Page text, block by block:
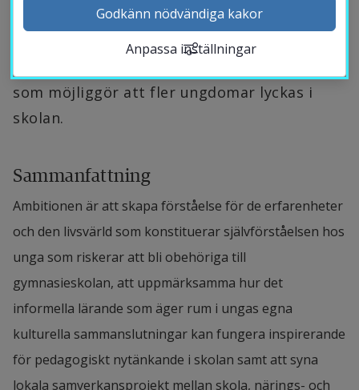
och villkor för ungas lärande i utsatta
stadsdelar. Programmet har som specifikt
som möjliggör att fler ungdomar lyckas i
skolan.
Sammanfattning
Ambitionen är att skapa förståelse för de erfarenheter
och den livsvärld som konstituerar självförståelsen hos
unga som riskerar att bli obehöriga till
gymnasieskolan, att uppmärksamma hur det
informella lärande som äger rum i ungas egna
kulturella samman­slutningar kan fungera inspirerande
för pedagogiskt nytänkande i skolan samt att syna
lokala samverkansprojekt mellan skola, närings- och
Kontakta och besök oss
Kalender
Sök personal
Studentwebb
Godkänn nödvändiga kakor
Anpassa inställningar